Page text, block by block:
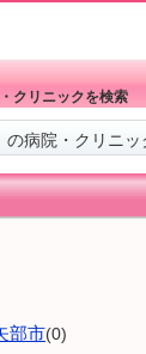
クリニックを検索
病院・クリニッ
部市(0)